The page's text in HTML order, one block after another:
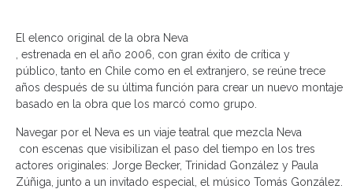
El elenco original de la obra Neva
, estrenada en el año 2006, con gran éxito de crítica y
público, tanto en Chile como en el extranjero, se reúne trece
años después de su última función para crear un nuevo montaje
basado en la obra que los marcó como grupo.
Navegar por el Neva es un viaje teatral que mezcla Neva
con escenas que visibilizan el paso del tiempo en los tres
actores originales: Jorge Becker, Trinidad González y Paula
Zúñiga, junto a un invitado especial, el músico Tomás González.